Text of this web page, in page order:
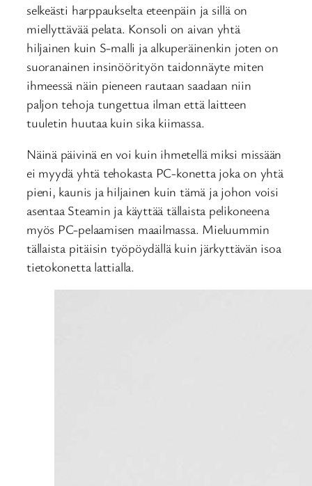
selkeästi harppaukselta eteenpäin ja sillä on
miellyttävää pelata. Konsoli on aivan yhtä
hiljainen kuin S-malli ja alkuperäinenkin joten on
suoranainen insinöörityön taidonnäyte miten
ihmeessä näin pieneen rautaan saadaan niin
paljon tehoja tungettua ilman että laitteen
tuuletin huutaa kuin sika kiimassa.
Näinä päivinä en voi kuin ihmetellä miksi missään
ei myydä yhtä tehokasta PC-konetta joka on yhtä
pieni, kaunis ja hiljainen kuin tämä ja johon voisi
asentaa Steamin ja käyttää tällaista pelikoneena
myös PC-pelaamisen maailmassa. Mieluummin
tällaista pitäisin työpöydällä kuin järkyttävän isoa
tietokonetta lattialla.